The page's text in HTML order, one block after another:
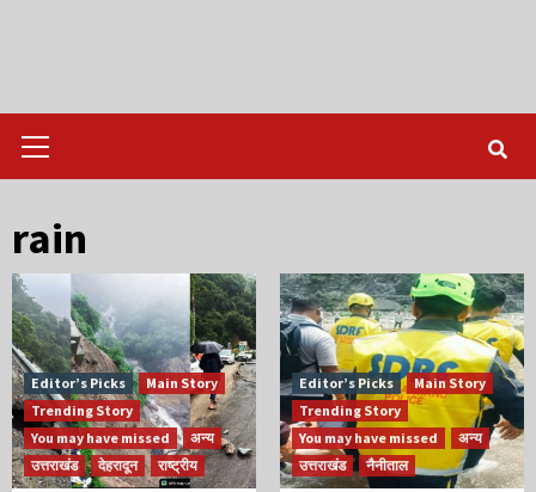
Menu
rain
Editor’s Picks
Main Story
Trending Story
You may have missed
अन्य
उत्तराखंड
देहरादून राष्ट्रीय
Editor’s Picks
Main Story
Trending Story
You may have missed
अन्य
उत्तराखंड
नैनीताल